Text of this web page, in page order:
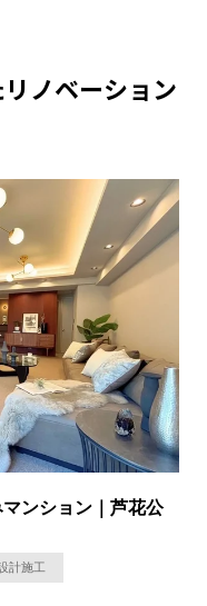
ノベーション
ンション｜芦花公
計施工